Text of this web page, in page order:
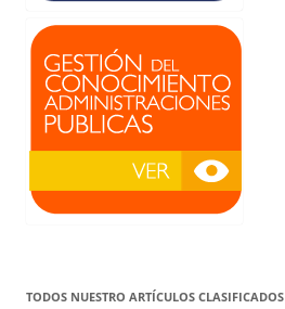
TODOS NUESTRO ARTÍCULOS CLASIFICADOS